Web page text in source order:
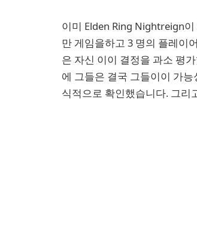
이미 Elden Ring Nightreign
만 게임을하고 3 명의 플레이
은 자신 이이 결정을 과소 평
에 그들은 결국 그들이이 가
식적으로 확인했습니다. 그리